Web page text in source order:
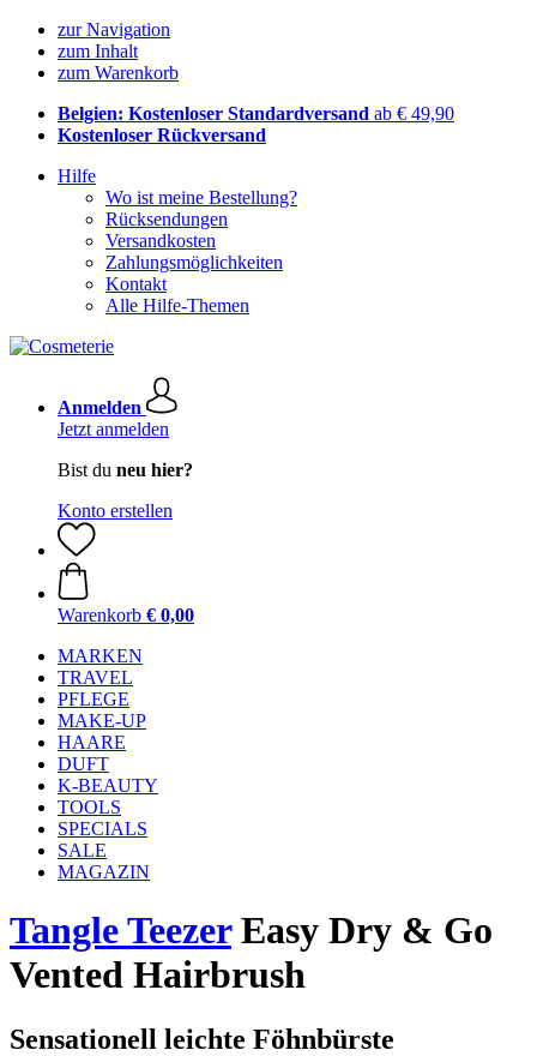
zur Navigation
zum Inhalt
zum Warenkorb
Belgien: Kostenloser Standardversand ab € 49,90
Kostenloser Rückversand
Hilfe
Wo ist meine Bestellung?
Rücksendungen
Versandkosten
Zahlungsmöglichkeiten
Kontakt
Alle Hilfe-Themen
Anmelden
Jetzt anmelden
Bist du neu hier?
Konto erstellen
Warenkorb € 0,00
MARKEN
TRAVEL
PFLEGE
MAKE-UP
HAARE
DUFT
K-BEAUTY
TOOLS
SPECIALS
SALE
MAGAZIN
Tangle TeezerEasy Dry & Go
Vented Hairbrush
Sensationell leichte Föhnbürste